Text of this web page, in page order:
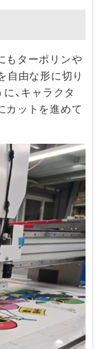
もターポリンや
自由な形に切り
、キャラクタ
カットを進めて